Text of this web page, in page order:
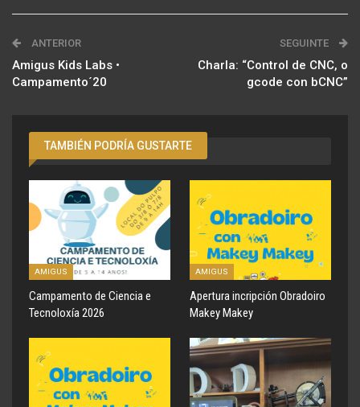
ANTERIOR
Amigus Kids Labs •
Campamento´20
SEGUINTE
Charla: “Control de CNC, o
gcode con bCNC”
TAMBIÉN PODRÍA GUSTARTE
AMIGUS
Campamento de Ciencia e
Tecnoloxía 2026
AMIGUS
Apertura incripción Obradoiro
Makey Makey